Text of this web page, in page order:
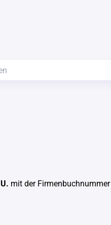
mit der Firmenbuchnummer